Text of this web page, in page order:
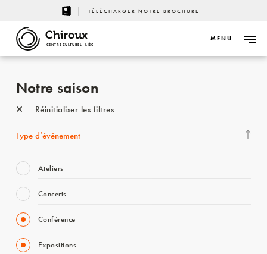
TÉLÉCHARGER NOTRE BROCHURE
CENTRE CULTUREL - LIÈGE
MENU
Notre saison
Réinitialiser les filtres
Type d’événement
Ateliers
Concerts
Conférence
Expositions